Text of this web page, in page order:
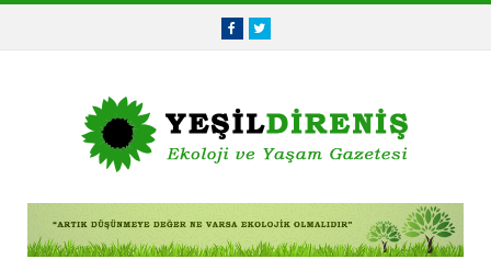
FacebookTwitter